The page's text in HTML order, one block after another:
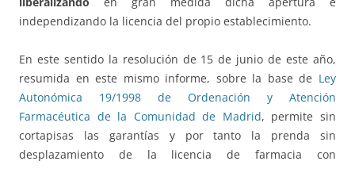
independizando la licencia del propio establecimiento.
En este sentido la resolución de 15 de junio de este año,
resumida en este mismo informe, sobre la base de Ley
Autonómica 19/1998 de Ordenación y Atención
Farmacéutica de la Comunidad de Madrid, permite sin
cortapisas las garantías y por tanto la prenda sin
desplazamiento de la licencia de farmacia con